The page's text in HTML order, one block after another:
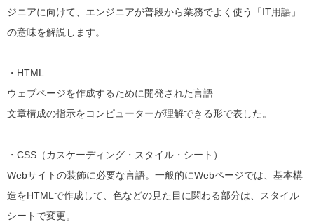
ジニアに向けて、エンジニアが普段から業務でよく使う「IT用語」
の意味を解説します。
・HTML
ウェブページを作成するために開発された言語
文章構成の指示をコンピューターが理解できる形で表した。
・CSS（カスケーディング・スタイル・シート）
Webサイトの装飾に必要な言語。一般的にWebページでは、基本構
造をHTMLで作成して、色などの見た目に関わる部分は、スタイル
シートで変更。